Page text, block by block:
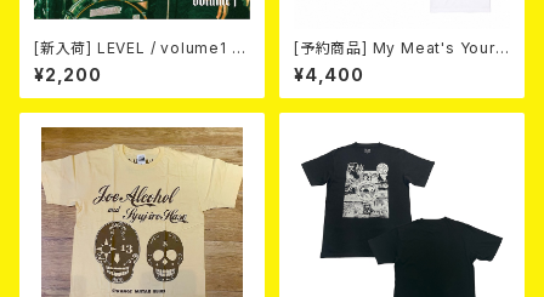
[新入荷] LEVEL / volume1 DI
SCOGRAPHY 2021-2026 (D
IGIPACK CD)
¥2,200
[予約商品] My Meat's Your
Poison -あんたにゃ毒でもオイ
ラにゃ薬- (White) 熊本地震 復
興支援T-shirt 2026年8月末
¥4,400